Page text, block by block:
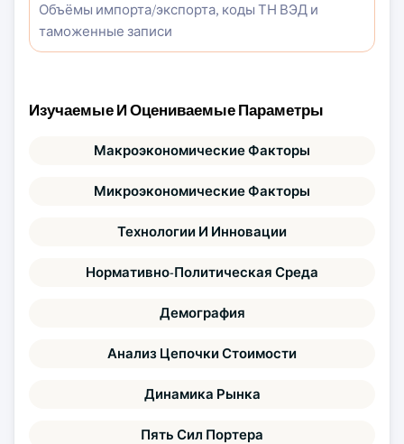
Объёмы импорта/экспорта, коды ТН ВЭД и
таможенные записи
Изучаемые И Оцениваемые Параметры
Макроэкономические Факторы
Микроэкономические Факторы
Технологии И Инновации
Нормативно-Политическая Среда
Демография
Анализ Цепочки Стоимости
Динамика Рынка
Пять Сил Портера